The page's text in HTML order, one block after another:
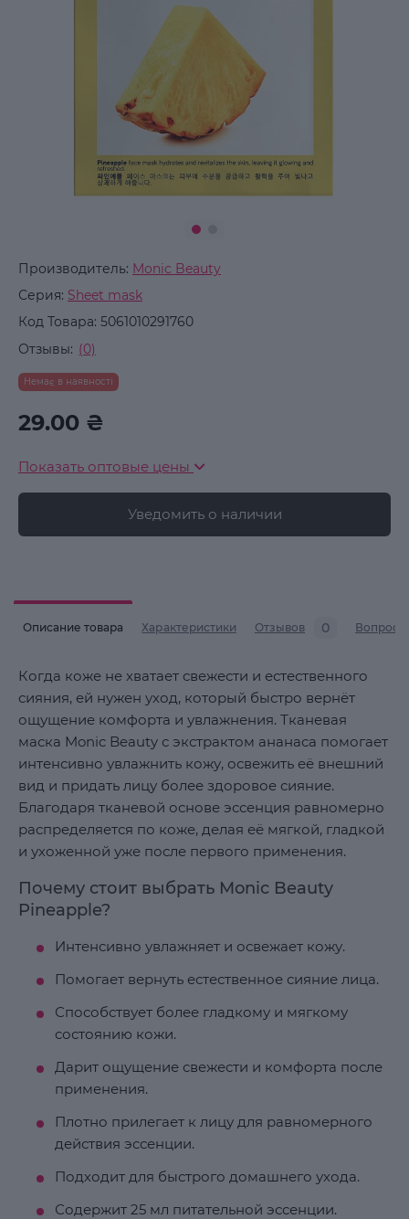
Производитель: Monic Beauty
Серия: Sheet mask
Код Товара: 5061010291760
Отзывы: (0)
Немає в наявності
29.00 ₴
Показать оптовые цены
Уведомить о наличии
Описание товара Характеристики Отзывов 0 Вопросы
Когда коже не хватает свежести и естественного
сияния, ей нужен уход, который быстро вернёт
ощущение комфорта и увлажнения. Тканевая
маска Monic Beauty с экстрактом ананаса помогает
интенсивно увлажнить кожу, освежить её внешний
вид и придать лицу более здоровое сияние.
Благодаря тканевой основе эссенция равномерно
распределяется по коже, делая её мягкой, гладкой
и ухоженной уже после первого применения.
Почему стоит выбрать Monic Beauty
Pineapple?
Интенсивно увлажняет и освежает кожу.
Помогает вернуть естественное сияние лица.
Способствует более гладкому и мягкому
состоянию кожи.
Дарит ощущение свежести и комфорта после
применения.
Плотно прилегает к лицу для равномерного
действия эссенции.
Подходит для быстрого домашнего ухода.
Содержит 25 мл питательной эссенции.